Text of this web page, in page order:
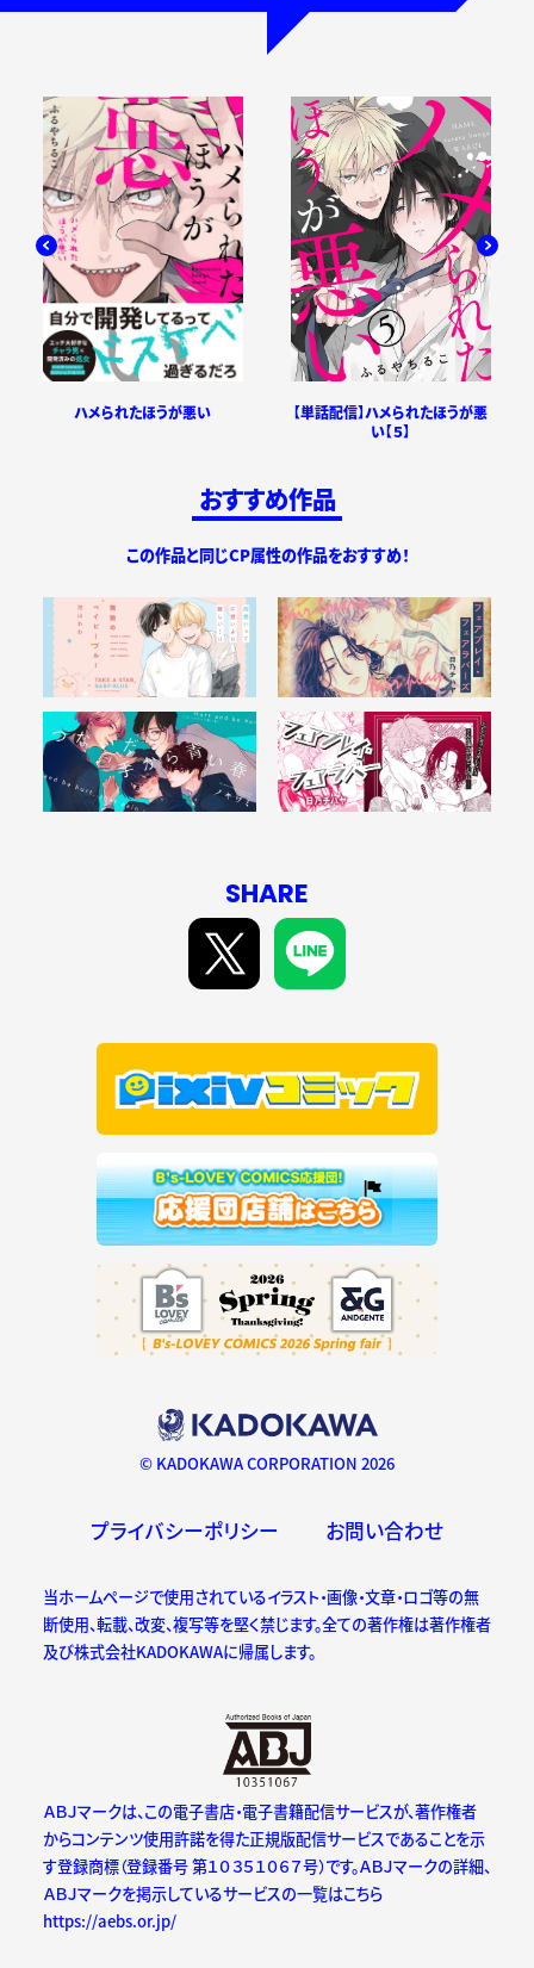
ハメられたほうが悪い
【単話配信】ハメられたほうが悪
い【５】
おすすめ作品
この作品と同じCP属性の作品をおすすめ！
SHARE
© KADOKAWA CORPORATION 2026
プライバシーポリシー お問い合わせ
当ホームページで使用されているイラスト・画像・文章・ロゴ等の無
断使用、転載、改変、複写等を堅く禁じます。全ての著作権は著作権者
及び株式会社KADOKAWAに帰属します。
ＡＢＪマークは、この電子書店・電子書籍配信サービスが、著作権者
からコンテンツ使用許諾を得た正規版配信サービスであることを示
す登録商標（登録番号 第１０３５１０６７号）です。ＡＢＪマークの詳細、
ＡＢＪマークを掲示しているサービスの一覧はこちら
https://aebs.or.jp/